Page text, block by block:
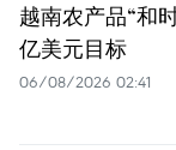
越南农产品“和
亿美元目标
06/08/2026 02:41